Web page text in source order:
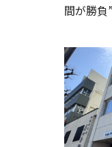
間が勝負